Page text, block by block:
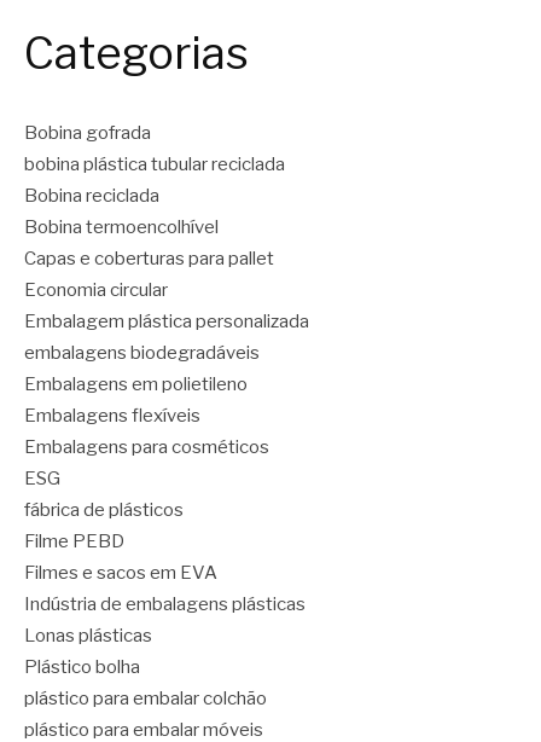
Categorias
Bobina gofrada
bobina plástica tubular reciclada
Bobina reciclada
Bobina termoencolhível
Capas e coberturas para pallet
Economia circular
Embalagem plástica personalizada
embalagens biodegradáveis
Embalagens em polietileno
Embalagens flexíveis
Embalagens para cosméticos
ESG
fábrica de plásticos
Filme PEBD
Filmes e sacos em EVA
Indústria de embalagens plásticas
Lonas plásticas
Plástico bolha
plástico para embalar colchão
plástico para embalar móveis